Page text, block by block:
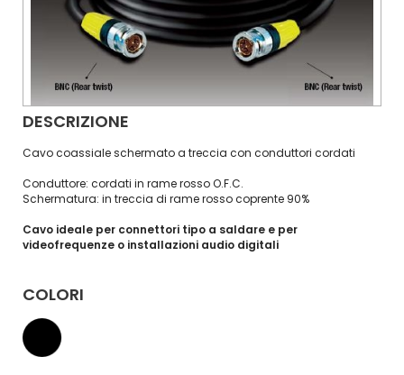
DESCRIZIONE
Cavo coassiale schermato a treccia con conduttori cordati
Conduttore: cordati in rame rosso O.F.C.
Schermatura: in treccia di rame rosso coprente 90%
Cavo ideale per connettori tipo a saldare e per
videofrequenze o installazioni audio digitali
COLORI